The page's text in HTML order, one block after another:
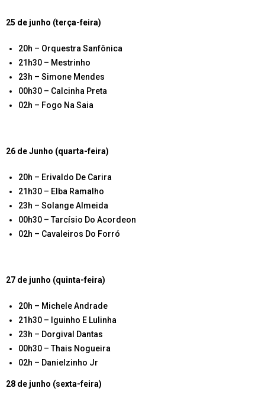
25 de junho (terça-feira)
20h – Orquestra Sanfônica
21h30 – Mestrinho
23h – Simone Mendes
00h30 – Calcinha Preta
02h – Fogo Na Saia
26 de Junho (quarta-feira)
20h – Erivaldo De Carira
21h30 – Elba Ramalho
23h – Solange Almeida
00h30 – Tarcísio Do Acordeon
02h – Cavaleiros Do Forró
27 de junho (quinta-feira)
20h – Michele Andrade
21h30 – Iguinho E Lulinha
23h – Dorgival Dantas
00h30 – Thais Nogueira
02h – Danielzinho Jr
28 de junho (sexta-feira)